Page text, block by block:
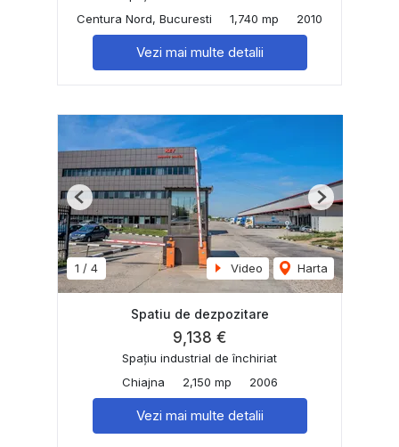
Centura Nord, Bucuresti
1,740 mp 2010
Vezi mai multe detalii
1 / 4 Video Harta
Previous Next
Spatiu de dezpozitare
9,138 €
Spațiu industrial de închiriat
Chiajna
2,150 mp 2006
Vezi mai multe detalii